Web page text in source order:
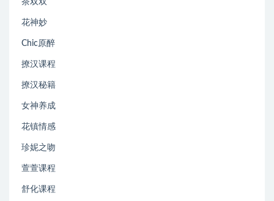
茶双双
花神妙
Chic原醉
撩汉课程
撩汉秘籍
女神养成
花镇情感
珍妮之吻
萱萱课程
舒化课程